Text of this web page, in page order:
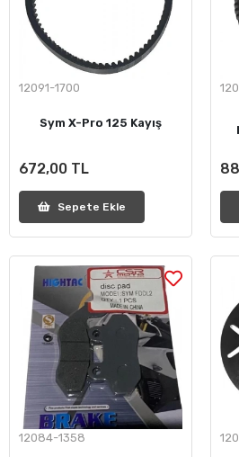
12091-1700
Sym X-Pro 125 Kayış
672,00 TL
Sepete Ekle
12084-1358